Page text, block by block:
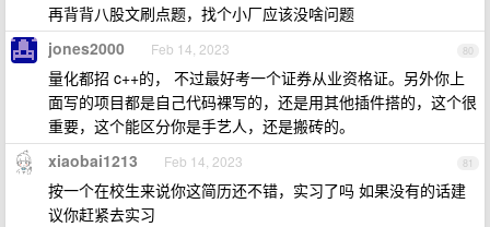
再背背八股文刷点题，找个小厂应该没啥问题
80
jones2000 Feb 14, 2023
量化都招 c++的， 不过最好考一个证券从业资格证。另外你上
面写的项目都是自己代码裸写的，还是用其他插件搭的，这个很
重要，这个能区分你是手艺人，还是搬砖的。
81
xiaobai1213 Feb 14, 2023
按一个在校生来说你这简历还不错，实习了吗 如果没有的话建
议你赶紧去实习